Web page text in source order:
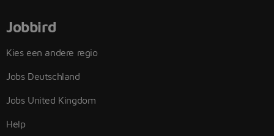
Jobbird
Kies een andere regio
Jobs Deutschland
Jobs United Kingdom
Help